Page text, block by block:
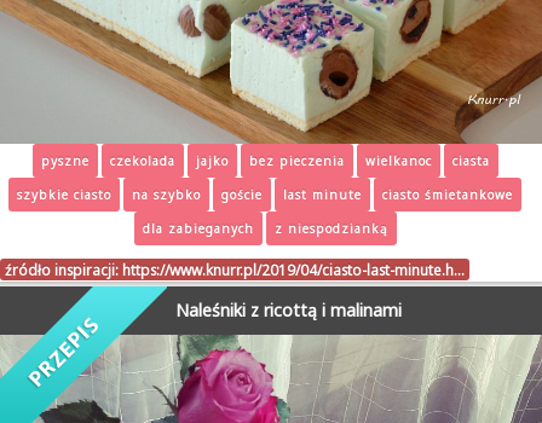
pyszne czekolada jajko bez pieczenia wielkanoc
ciasta
szybkie ciasto
na szybko goście last minute
ciasto śmietankowe
dla zabieganych
z niespodzianką
źródło inspiracji: https://www.knurr.pl/2019/04/ciasto-last-minute.h…
Naleśniki z ricottą i malinami